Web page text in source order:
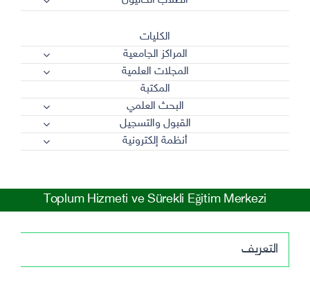
الكليات
المراكز الجامعية
المجلات العلمية
المكتبة
البحث العلمي
القبول والتسجيل
أنظمة إلكترونية
Toplum Hizmeti ve Sürekli Eğitim Merkezi
التعريف